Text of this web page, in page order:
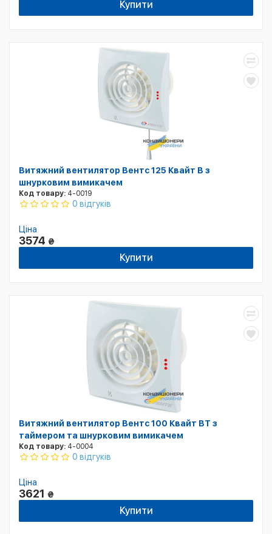
Купити
Витяжний вентилятор Вентс 125 Квайт B з
шнурковим вимикачем
Код товару: 4-0019
0 відгуків
Ціна
3574 ₴
Купити
Витяжний вентилятор Вентс 100 Квайт BT з
таймером та шнурковим вимикачем
Код товару: 4-0004
0 відгуків
Ціна
3621 ₴
Купити